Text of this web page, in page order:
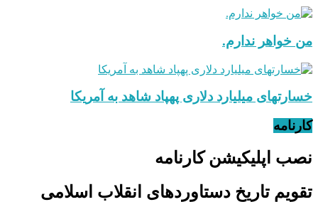
من خواهر ندارم.
خسارتهای میلیارد دلاری پهپاد شاهد به آمریکا
کارنامه
نصب اپلیکیشن کارنامه
تقویم تاریخ دستاوردهای انقلاب اسلامی